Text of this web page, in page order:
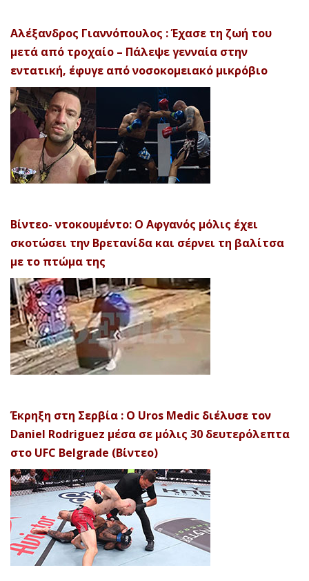
Αλέξανδρος Γιαννόπουλος : Έχασε τη ζωή του
μετά από τροχαίο – Πάλεψε γενναία στην
εντατική, έφυγε από νοσοκομειακό μικρόβιο
Βίντεο- ντοκουμέντο: Ο Αφγανός μόλις έχει
σκοτώσει την Βρετανίδα και σέρνει τη βαλίτσα
με το πτώμα της
Έκρηξη στη Σερβία : Ο Uros Medic διέλυσε τον
Daniel Rodriguez μέσα σε μόλις 30 δευτερόλεπτα
στο UFC Belgrade (Βίντεο)